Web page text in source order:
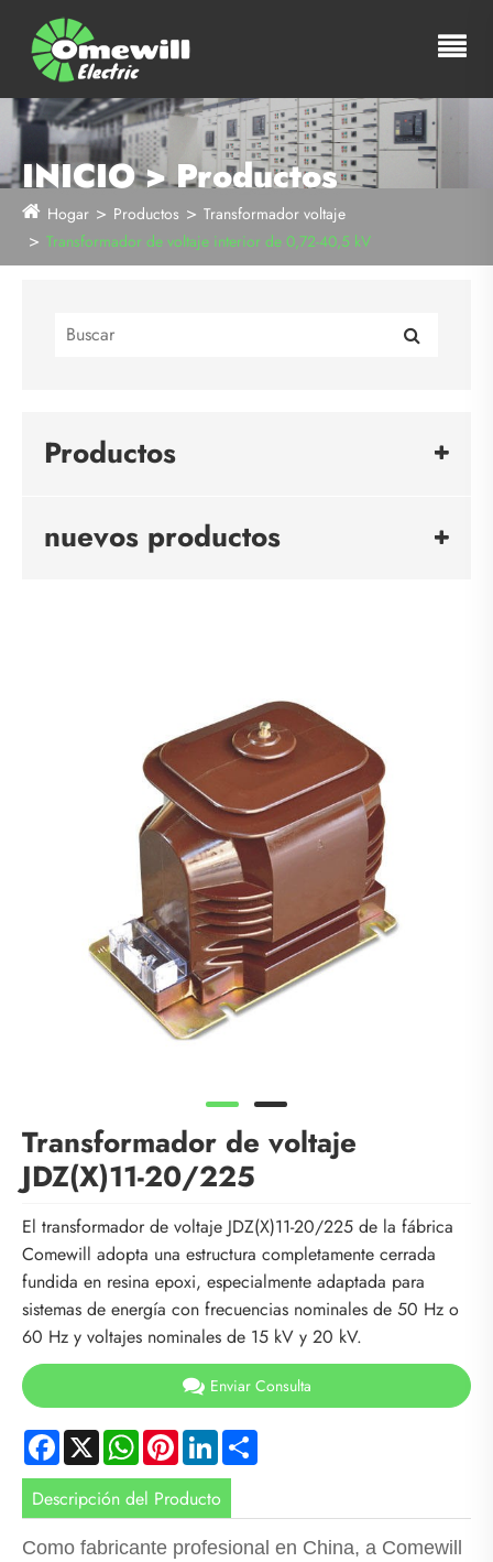
INICIO > Productos
Hogar Productos
Transformador voltaje
Transformador de voltaje interior de 0,72-40,5 kV
Productos
nuevos productos
Transformador de voltaje
JDZ(X)11-20/225
El transformador de voltaje JDZ(X)11-20/225 de la fábrica
Comewill adopta una estructura completamente cerrada
fundida en resina epoxi, especialmente adaptada para
sistemas de energía con frecuencias nominales de 50 Hz o
60 Hz y voltajes nominales de 15 kV y 20 kV.
Enviar Consulta
Facebook
X WhatsApp
PinterestLinkedIn
Descripción del Producto
Como fabricante profesional en China, a Comewill